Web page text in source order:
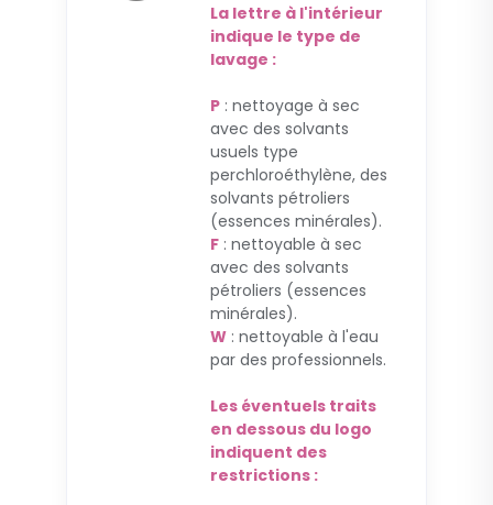
La lettre à l'intérieur
indique le type de
lavage :
P : nettoyage à sec
avec des solvants
usuels type
perchloroéthylène, des
solvants pétroliers
(essences minérales).
F : nettoyable à sec
avec des solvants
pétroliers (essences
minérales).
W : nettoyable à l'eau
par des professionnels.
Les éventuels traits
en dessous du logo
indiquent des
restrictions :